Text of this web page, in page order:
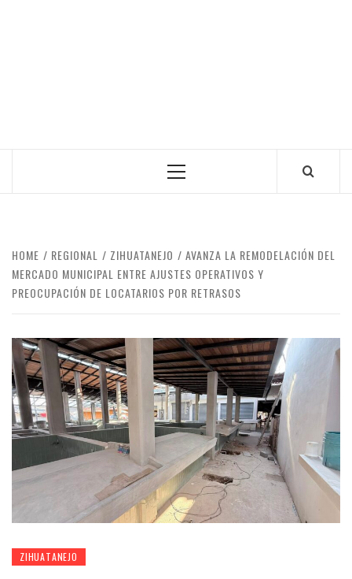
Primary
HOME REGIONAL ZIHUATANEJO
AVANZA LA REMODELACIÓN DEL
MERCADO MUNICIPAL ENTRE AJUSTES OPERATIVOS Y
PREOCUPACIÓN DE LOCATARIOS POR RETRASOS
ZIHUATANEJO